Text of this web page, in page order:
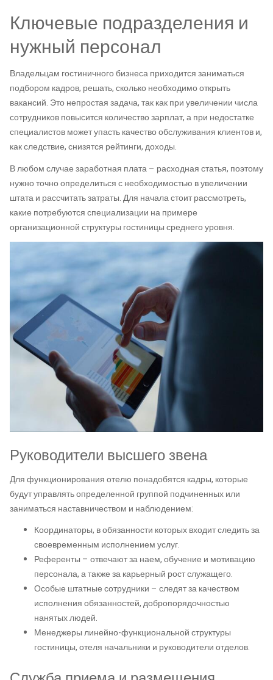
Ключевые подразделения и
нужный персонал
Владельцам гостиничного бизнеса приходится заниматься
подбором кадров, решать, сколько необходимо открыть
вакансий. Это непростая задача, так как при увеличении числа
сотрудников повысится количество зарплат, а при недостатке
специалистов может упасть качество обслуживания клиентов и,
как следствие, снизятся рейтинги, доходы.
В любом случае заработная плата – расходная статья, поэтому
нужно точно определиться с необходимостью в увеличении
штата и рассчитать затраты. Для начала стоит рассмотреть,
какие потребуются специализации на примере
организационной структуры гостиницы среднего уровня.
Руководители высшего звена
Для функционирования отелю понадобятся кадры, которые
будут управлять определенной группой подчиненных или
заниматься наставничеством и наблюдением:
Координаторы, в обязанности которых входит следить за
своевременным исполнением услуг.
Референты – отвечают за наем, обучение и мотивацию
персонала, а также за карьерный рост служащего.
Особые штатные сотрудники – следят за качеством
исполнения обязанностей, добропорядочностью
нанятых людей.
Менеджеры линейно-функциональной структуры
гостиницы, отеля начальники и руководители отделов.